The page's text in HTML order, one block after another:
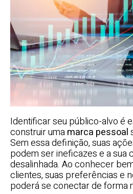
Identificar seu público-alvo é
construir umamarca pessoal
Sem essa definição, suas
podem ser ineficazes e a sua
desalinhada. Ao conhecer
clientes, suas preferências e
poderá se conectar de forma